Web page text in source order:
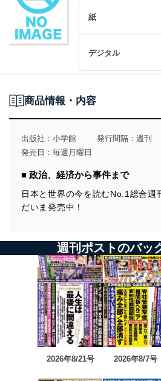
紙
デジタル
商品情報・内容
出版社： 小学館
発行間隔：週刊
発売日：毎週月曜日
■ 政治、経済から事件まで
日本と世界の今を読むNo.1総合週
だいま発売中！
週刊ポストのバッ
2026年8/21号 2026年8/7号